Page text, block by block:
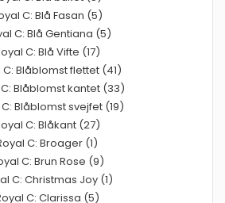
C: Blå Fasan (5)
C: Blå Gentiana (5)
C: Blå Vifte (17)
C: Blåblomst flettet (41)
Blåblomst kantet (33)
Blåblomst svejfet (19)
C: Blåkant (27)
C: Broager (1)
C: Brun Rose (9)
C: Christmas Joy (1)
C: Clarissa (5)